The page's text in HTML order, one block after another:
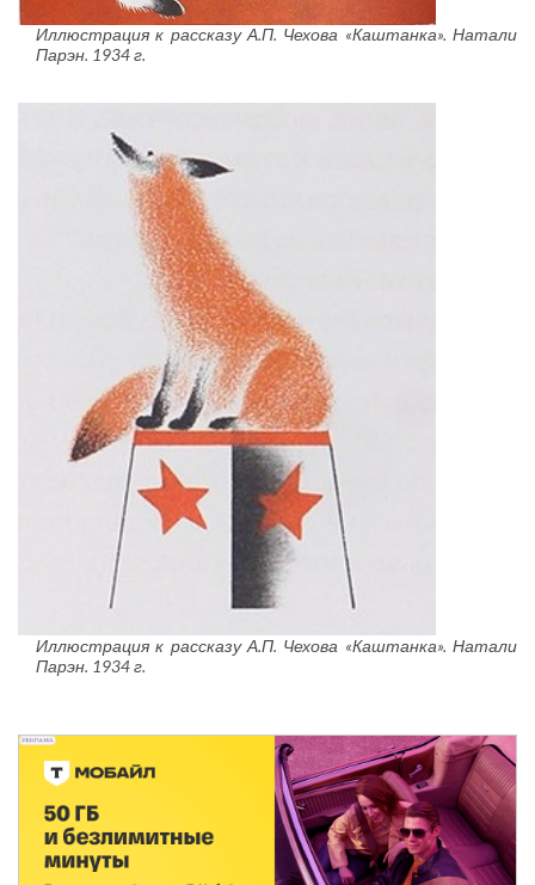
Иллюстрация к рассказу А.П. Чехова «Каштанка». Натали
Парэн. 1934 г.
Иллюстрация к рассказу А.П. Чехова «Каштанка». Натали
Парэн. 1934 г.